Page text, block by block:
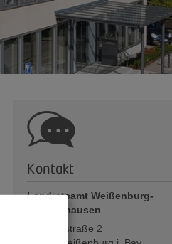
Kontakt
Landratsamt Weißenburg-
Gunzenhausen
Bahnhofstraße 2